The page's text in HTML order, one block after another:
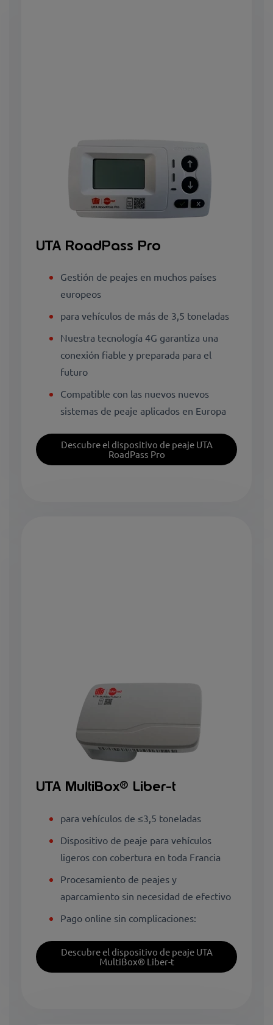
UTA RoadPass Pro
Gestión de peajes en muchos países
europeos
para vehículos de más de 3,5 toneladas
Nuestra tecnología 4G garantiza una
conexión fiable y preparada para el
futuro
Compatible con las nuevos nuevos
sistemas de peaje aplicados en Europa
Descubre el dispositivo de peaje UTA
RoadPass Pro
UTA MultiBox® Liber-t
para vehículos de ≤3,5 toneladas
Dispositivo de peaje para vehículos
ligeros con cobertura en toda Francia
Procesamiento de peajes y
aparcamiento sin necesidad de efectivo
Pago online sin complicaciones:
Descubre el dispositivo de peaje UTA
MultiBox® Liber-t